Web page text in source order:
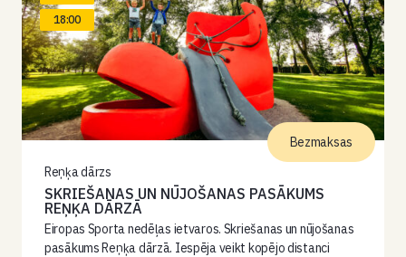
18:00
Reņķa dārzs
SKRIEŠANAS UN NŪJOŠANAS PASĀKUMS
REŅĶA DĀRZĀ
Eiropas Sporta nedēļas ietvaros. Skriešanas un nūjošanas
pasākums Reņķa dārzā. Iespēja veikt kopējo distanci
Bezmaksas